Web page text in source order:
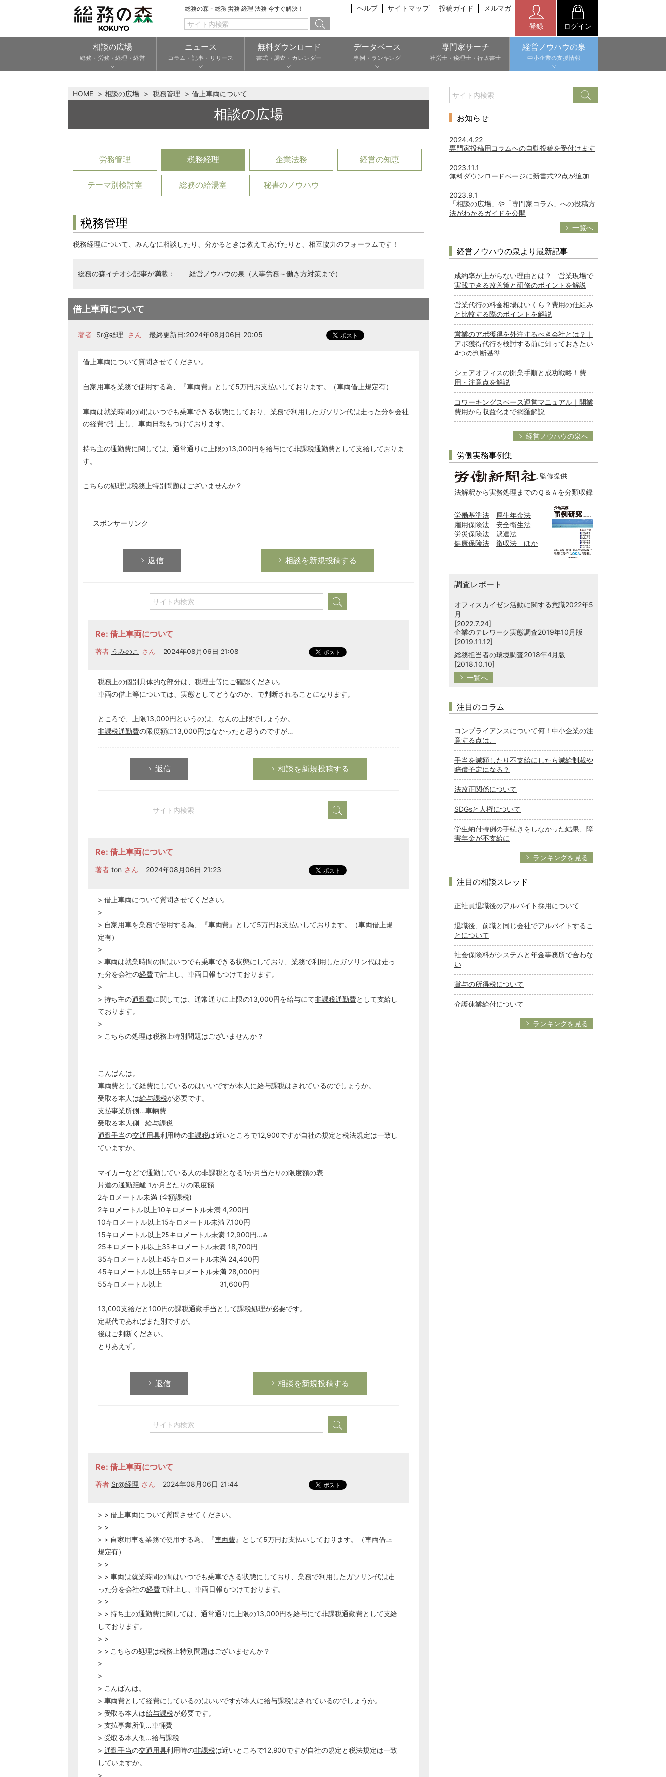
総務の森 - 総務 労務 経理 法務 今すぐ解決！ ヘルプ サイトマップ 投稿ガイド メルマガ
登録 ログイン
相談の広場
総務・労務・経理・経営
ニュース
コラム・記事・リリース
無料ダウンロード
書式・調査・カレンダー
データベース
事例・ランキング
専門家サーチ
社労士・税理士・行政書士
経営ノウハウの泉
中小企業の支援情報
HOME 相談の広場 税務管理 借上車両について
相談の広場
労務管理 税務経理 企業法務 経営の知恵
テーマ別検討室 総務の給湯室 秘書のノウハウ
税務管理
税務経理について、みんなに相談したり、分かるときは教えてあげたりと、相互協力のフォーラムです！
総務の森イチオシ記事が満載： 経営ノウハウの泉（人事労務～働き方対策まで）
借上車両について
著者 Sr@経理 さん 最終更新日:2024年08月06日 20:05
借上車両について質問させてください。
自家用車を業務で使用する為、『車両費』として5万円お支払いしております。（車両借上規定有）
車両は就業時間の間はいつでも乗車できる状態にしており、業務で利用したガソリン代は走った分を会社
の経費で計上し、車両日報もつけております。
持ち主の通勤費に関しては、通常通りに上限の13,000円を給与にて非課税通勤費として支給しておりま
す。
こちらの処理は税務上特別問題はございませんか？
スポンサーリンク
返信 相談を新規投稿する
Re: 借上車両について
著者 うみのこ さん 2024年08月06日 21:08
税務上の個別具体的な部分は、 税理士等にご確認ください。
車両の借上等については、実態としてどうなのか、で判断されることになります。
ところで、上限13,000円というのは、なんの上限でしょうか。
非課税通勤費の限度額に13,000円はなかったと思うのですが…
返信 相談を新規投稿する
Re: 借上車両について
著者 ton さん 2024年08月06日 21:23
> 借上車両について質問させてください。
>
> 自家用車を業務で使用する為、『車両費』として5万円お支払いしております。（車両借上規
定有）
>
> 車両は就業時間の間はいつでも乗車できる状態にしており、業務で利用したガソリン代は走っ
た分を会社の経費で計上し、車両日報もつけております。
>
> 持ち主の通勤費に関しては、通常通りに上限の13,000円を給与にて非課税通勤費として支給し
ております。
>
> こちらの処理は税務上特別問題はございませんか？
こんばんは。
車両費として経費にしているのはいいですが本人に給与課税はされているのでしょうか。
受取る本人は給与課税が必要です。
支払事業所側…車輛費
受取る本人側…給与課税
通勤手当の交通用具利用時の非課税は近いところで12,900ですが自社の規定と税法規定は一致し
ていますか。
マイカーなどで通勤 している人の非課税となる1か月当たりの限度額の表
片道の通勤距離 1か月当たりの限度額
2キロメートル未満 (全額課税)
2キロメートル以上10キロメートル未満 4,200円
10キロメートル以上15キロメートル未満 7,100円
15キロメートル以上25キロメートル未満 12,900円…⁂
25キロメートル以上35キロメートル未満 18,700円
35キロメートル以上45キロメートル未満 24,400円
45キロメートル以上55キロメートル未満 28,000円
55キロメートル以上 31,600円
13,000支給だと100円の課税通勤手当 として課税処理が必要です。
定期代であればまた別ですが。
後はご判断ください。
とりあえず。
返信 相談を新規投稿する
Re: 借上車両について
著者 Sr@経理 さん 2024年08月06日 21:44
> > 借上車両について質問させてください。
> >
> > 自家用車を業務で使用する為、『車両費』として5万円お支払いしております。（車両借上
規定有）
> >
> > 車両は就業時間の間はいつでも乗車できる状態にしており、業務で利用したガソリン代は走
った分を会社の経費で計上し、車両日報もつけております。
> >
> > 持ち主の通勤費に関しては、通常通りに上限の13,000円を給与にて非課税通勤費として支給
しております。
> >
> > こちらの処理は税務上特別問題はございませんか？
>
>
> こんばんは。
> 車両費として経費にしているのはいいですが本人に給与課税はされているのでしょうか。
> 受取る本人は給与課税が必要です。
> 支払事業所側…車輛費
> 受取る本人側…給与課税
> 通勤手当の交通用具利用時の非課税は近いところで12,900ですが自社の規定と税法規定は一致
していますか。
>
総務の給湯室
お知らせ
2024.4.22
専門家投稿用コラムへの自動投稿を受付けます
2023.11.1
無料ダウンロードページに新書式22点が追加
2023.9.1
「相談の広場」や「専門家コラム」への投稿方
法がわかるガイドを公開
一覧へ
経営ノウハウの泉より最新記事
成約率が上がらない理由とは？ 営業現場で
実践できる改善策と研修のポイントを解説
営業代行の料金相場はいくら？費用の仕組み
と比較する際のポイントを解説
営業のアポ獲得を外注するべき会社とは？｜
アポ獲得代行を検討する前に知っておきたい
4つの判断基準
シェアオフィスの開業手順と成功戦略！費
用・注意点を解説
コワーキングスペース運営マニュアル｜開業
費用から収益化まで網羅解説
経営ノウハウの泉へ
労働実務事例集
監修提供
法解釈から実務処理までのＱ＆Ａを分類収録
労働基準法
厚生年金法
雇用保険法
安全衛生法
労災保険法
派遣法
健康保険法
徴収法 ほか
調査レポート
オフィスカイゼン活動に関する意識2022年5
月
[2022.7.24]
企業のテレワーク実態調査2019年10月版
[2019.11.12]
総務担当者の環境調査2018年4月版
[2018.10.10]
一覧へ
注目のコラム
コンプライアンスについて何！中小企業の注
意する点は、
手当を減額したり不支給にしたら減給制裁や
賠償予定になる？
法改正関係について
SDGsと人権について
学生納付特例の手続きをしなかった結果、障
害年金が不支給に
ランキングを見る
注目の相談スレッド
正社員退職後のアルバイト採用について
退職後、前職と同じ会社でアルバイトするこ
とについて
社会保険料がシステムと年金事務所で合わな
い
賞与の所得税について
介護休業給付について
ランキングを見る